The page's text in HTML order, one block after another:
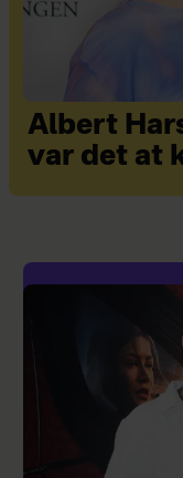
Albert
var det at